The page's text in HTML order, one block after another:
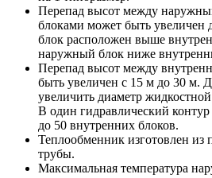
Перепад высот между
блоками может быть увеличен
блок расположен выше
наружный блок ниже
Перепад высот между
быть увеличен с 15 м до 30 м.
увеличить диаметр
В один гидравлический
до 50 внутренних блоков.
Теплообменник изготовлен из
трубы.
Максимальная температура